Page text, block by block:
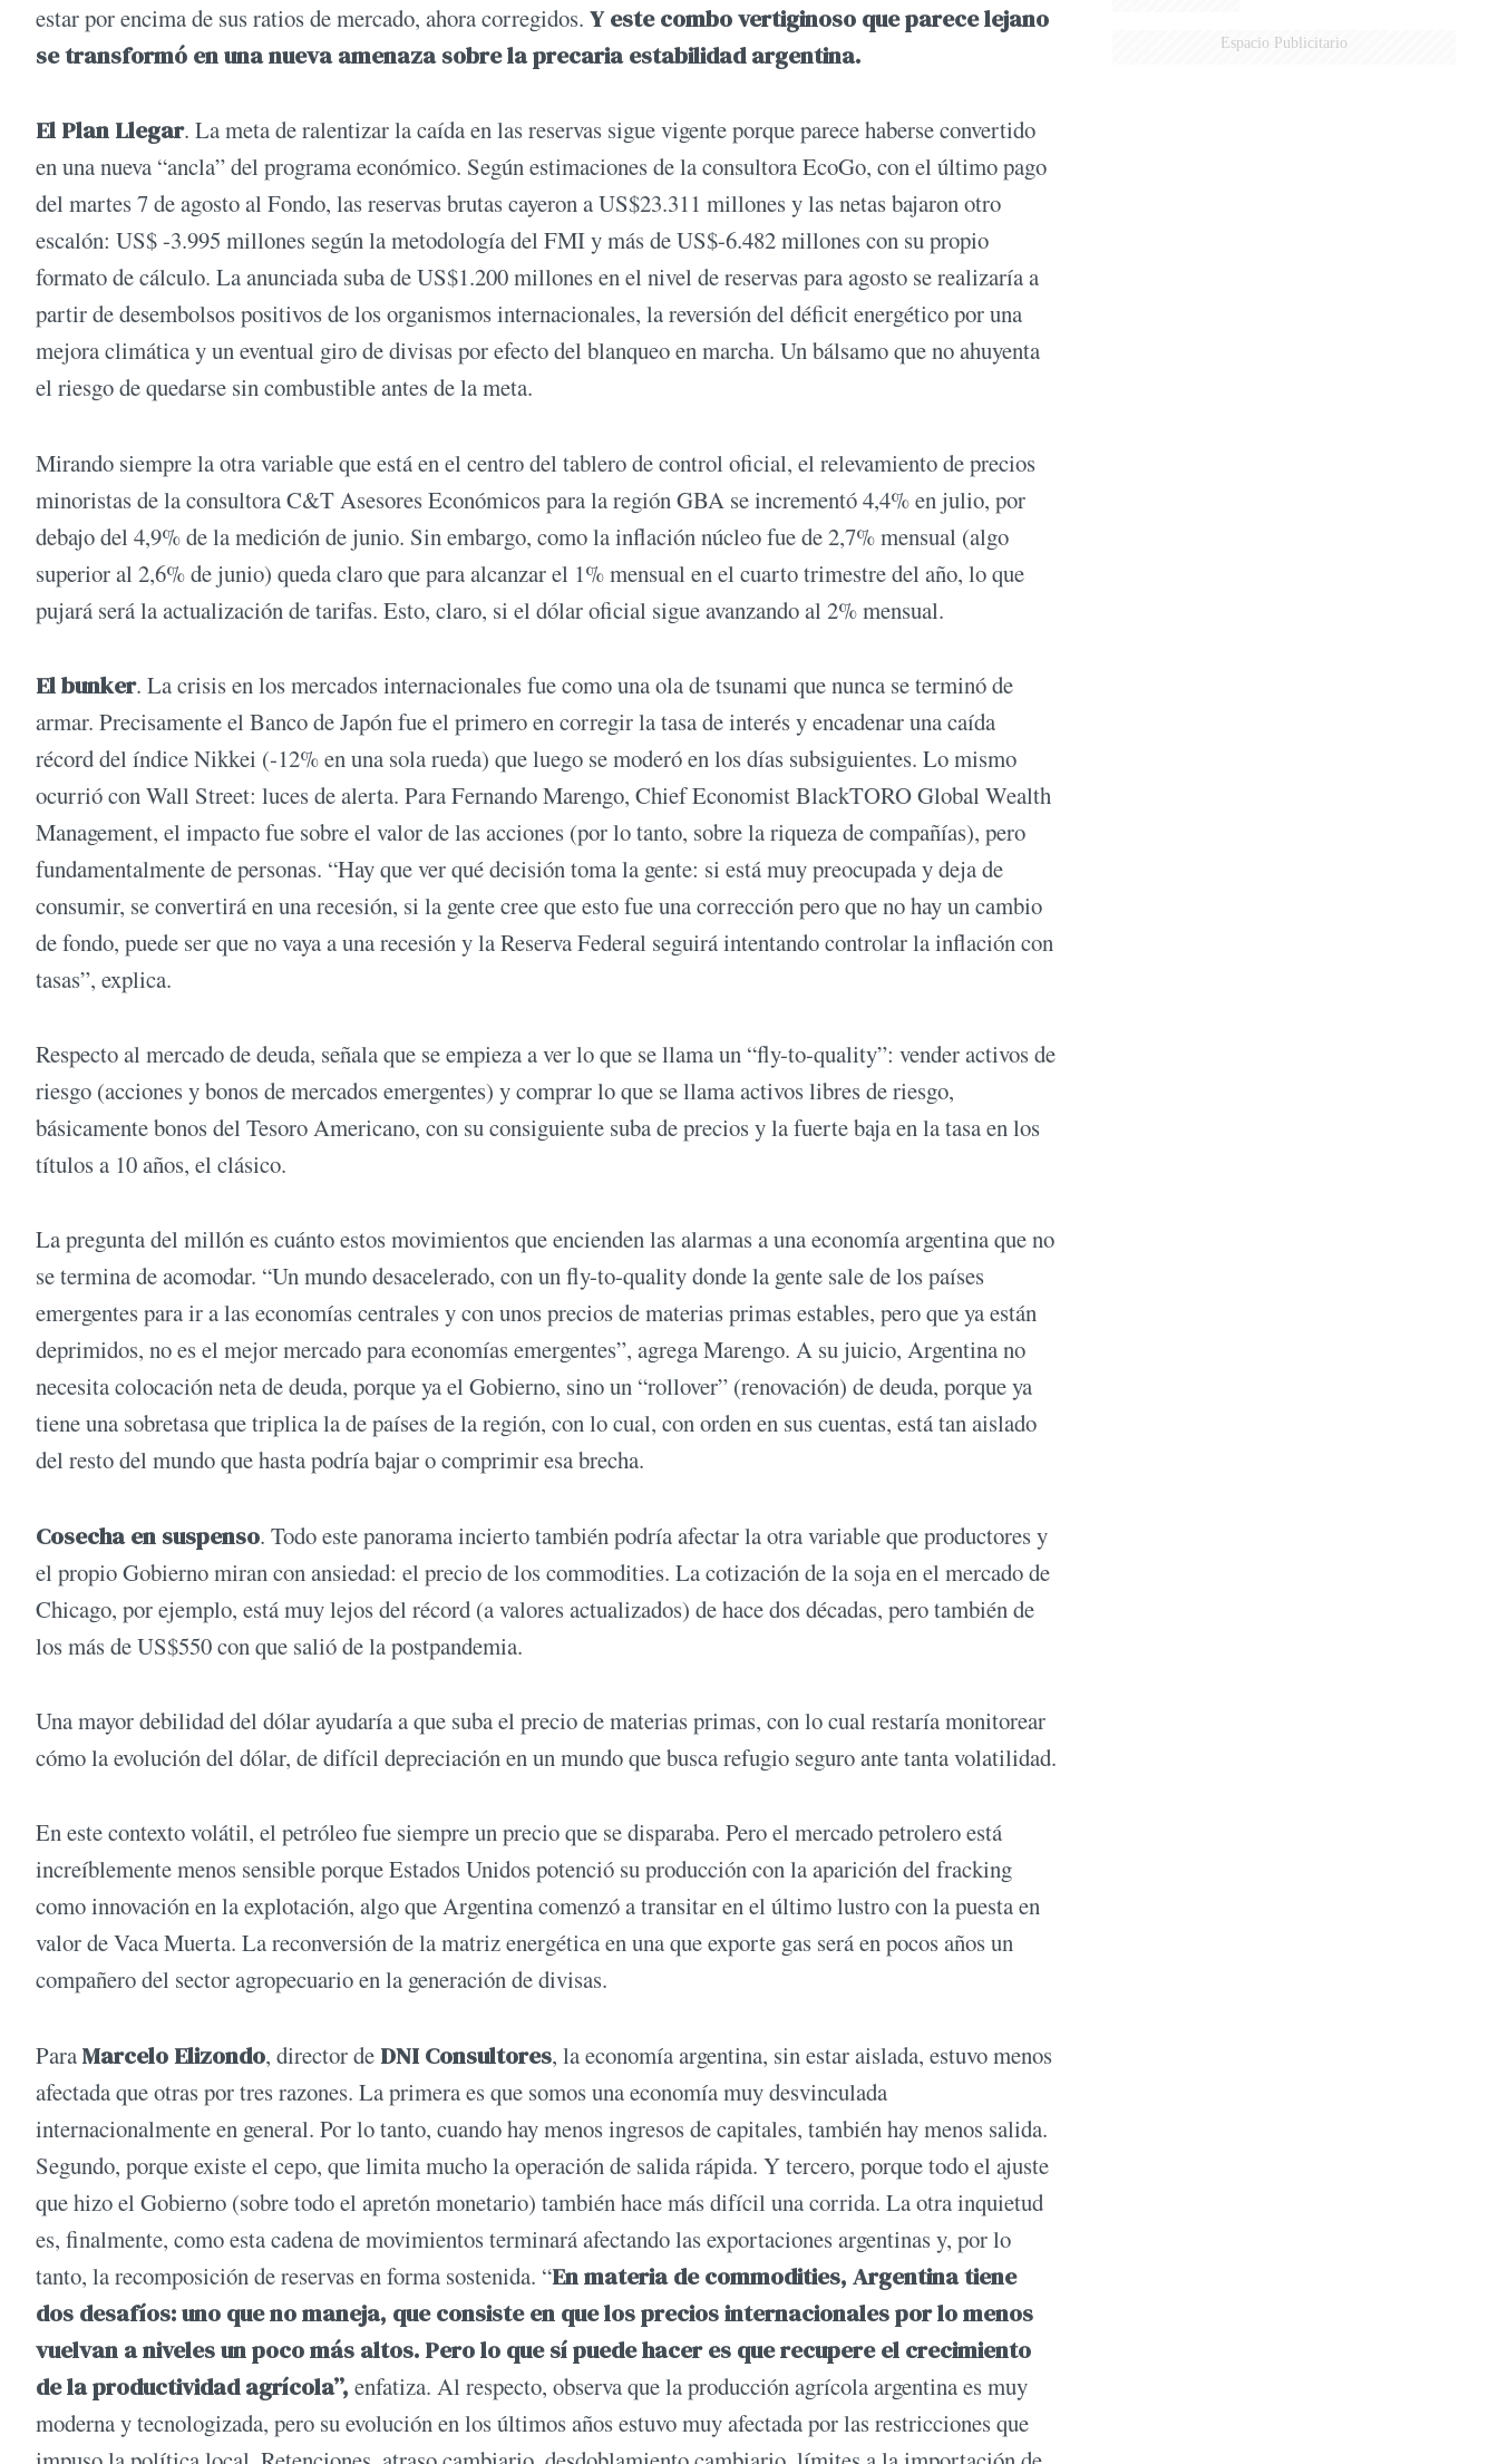
estar por encima de sus ratios de mercado, ahora corregidos. Y este combo vertiginoso que parece lejano
se transformó en una nueva amenaza sobre la precaria estabilidad argentina.
El Plan Llegar. La meta de ralentizar la caída en las reservas sigue vigente porque parece haberse convertido
en una nueva “ancla” del programa económico. Según estimaciones de la consultora EcoGo, con el último pago
del martes 7 de agosto al Fondo, las reservas brutas cayeron a US$23.311 millones y las netas bajaron otro
escalón: US$ -3.995 millones según la metodología del FMI y más de US$-6.482 millones con su propio
formato de cálculo. La anunciada suba de US$1.200 millones en el nivel de reservas para agosto se realizaría a
partir de desembolsos positivos de los organismos internacionales, la reversión del déficit energético por una
mejora climática y un eventual giro de divisas por efecto del blanqueo en marcha. Un bálsamo que no ahuyenta
el riesgo de quedarse sin combustible antes de la meta.
Mirando siempre la otra variable que está en el centro del tablero de control oficial, el relevamiento de precios
minoristas de la consultora C&T Asesores Económicos para la región GBA se incrementó 4,4% en julio, por
debajo del 4,9% de la medición de junio. Sin embargo, como la inflación núcleo fue de 2,7% mensual (algo
superior al 2,6% de junio) queda claro que para alcanzar el 1% mensual en el cuarto trimestre del año, lo que
pujará será la actualización de tarifas. Esto, claro, si el dólar oficial sigue avanzando al 2% mensual.
El bunker. La crisis en los mercados internacionales fue como una ola de tsunami que nunca se terminó de
armar. Precisamente el Banco de Japón fue el primero en corregir la tasa de interés y encadenar una caída
récord del índice Nikkei (-12% en una sola rueda) que luego se moderó en los días subsiguientes. Lo mismo
ocurrió con Wall Street: luces de alerta. Para Fernando Marengo, Chief Economist BlackTORO Global Wealth
Management, el impacto fue sobre el valor de las acciones (por lo tanto, sobre la riqueza de compañías), pero
fundamentalmente de personas. “Hay que ver qué decisión toma la gente: si está muy preocupada y deja de
consumir, se convertirá en una recesión, si la gente cree que esto fue una corrección pero que no hay un cambio
de fondo, puede ser que no vaya a una recesión y la Reserva Federal seguirá intentando controlar la inflación con
tasas”, explica.
Respecto al mercado de deuda, señala que se empieza a ver lo que se llama un “fly-to-quality”: vender activos de
riesgo (acciones y bonos de mercados emergentes) y comprar lo que se llama activos libres de riesgo,
básicamente bonos del Tesoro Americano, con su consiguiente suba de precios y la fuerte baja en la tasa en los
títulos a 10 años, el clásico.
La pregunta del millón es cuánto estos movimientos que encienden las alarmas a una economía argentina que no
se termina de acomodar. “Un mundo desacelerado, con un fly-to-quality donde la gente sale de los países
emergentes para ir a las economías centrales y con unos precios de materias primas estables, pero que ya están
deprimidos, no es el mejor mercado para economías emergentes”, agrega Marengo. A su juicio, Argentina no
necesita colocación neta de deuda, porque ya el Gobierno, sino un “rollover” (renovación) de deuda, porque ya
tiene una sobretasa que triplica la de países de la región, con lo cual, con orden en sus cuentas, está tan aislado
del resto del mundo que hasta podría bajar o comprimir esa brecha.
Cosecha en suspenso. Todo este panorama incierto también podría afectar la otra variable que productores y
el propio Gobierno miran con ansiedad: el precio de los commodities. La cotización de la soja en el mercado de
Chicago, por ejemplo, está muy lejos del récord (a valores actualizados) de hace dos décadas, pero también de
los más de US$550 con que salió de la postpandemia.
Una mayor debilidad del dólar ayudaría a que suba el precio de materias primas, con lo cual restaría monitorear
cómo la evolución del dólar, de difícil depreciación en un mundo que busca refugio seguro ante tanta volatilidad.
En este contexto volátil, el petróleo fue siempre un precio que se disparaba. Pero el mercado petrolero está
increíblemente menos sensible porque Estados Unidos potenció su producción con la aparición del fracking
como innovación en la explotación, algo que Argentina comenzó a transitar en el último lustro con la puesta en
valor de Vaca Muerta. La reconversión de la matriz energética en una que exporte gas será en pocos años un
compañero del sector agropecuario en la generación de divisas.
ParaMarcelo Elizondo, director de DNI Consultores, la economía argentina, sin estar aislada, estuvo menos
afectada que otras por tres razones. La primera es que somos una economía muy desvinculada
internacionalmente en general. Por lo tanto, cuando hay menos ingresos de capitales, también hay menos salida.
Segundo, porque existe el cepo, que limita mucho la operación de salida rápida. Y tercero, porque todo el ajuste
que hizo el Gobierno (sobre todo el apretón monetario) también hace más difícil una corrida. La otra inquietud
es, finalmente, como esta cadena de movimientos terminará afectando las exportaciones argentinas y, por lo
tanto, la recomposición de reservas en forma sostenida. “En materia de commodities, Argentina tiene
dos desafíos: uno que no maneja, que consiste en que los precios internacionales por lo menos
vuelvan a niveles un poco más altos. Pero lo que sí puede hacer es que recupere el crecimiento
de la productividad agrícola”, enfatiza. Al respecto, observa que la producción agrícola argentina es muy
moderna y tecnologizada, pero su evolución en los últimos años estuvo muy afectada por las restricciones que
Espacio Publicitario